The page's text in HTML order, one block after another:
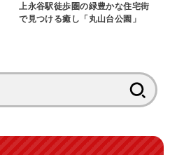
上永谷駅徒歩圏の緑豊かな住宅街
で見つける癒し「丸山台公園」
索: